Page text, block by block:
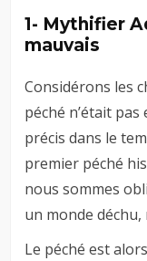
1- Mythifier
mauvais
Considérons les
péché n’était
précis dans le
premier péché
nous sommes
un monde
Le péché est